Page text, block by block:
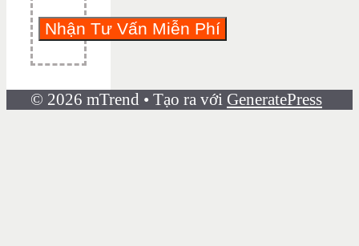
© 2026 mTrend • Tạo ra với GeneratePress